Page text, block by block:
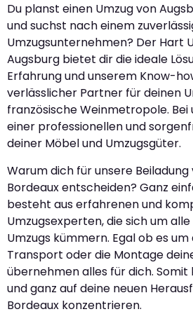
Du planst einen Umzug von
und suchst nach einem
Umzugsunternehmen? Der Hart
Augsburg bietet dir die ideale
Erfahrung und unserem Know-
verlässlicher Partner für deinen
französische Weinmetropole.
einer professionellen und
deiner Möbel und Umzugsgüter.
Warum dich für unsere
Bordeaux entscheiden? Ganz
besteht aus erfahrenen und
Umzugsexperten, die sich um
Umzugs kümmern. Egal ob es
Transport oder die Montage
übernehmen alles für dich. Somit
und ganz auf deine neuen
Bordeaux konzentrieren.